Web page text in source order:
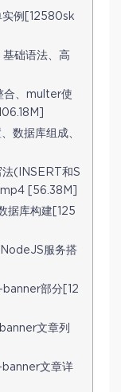
实例[12580sk
基础语法、高
合、multer使
数据库组成、
法(INSERT和S
[56.38M]
据库构建[125
服务搭
部分[12
文章列
文章详